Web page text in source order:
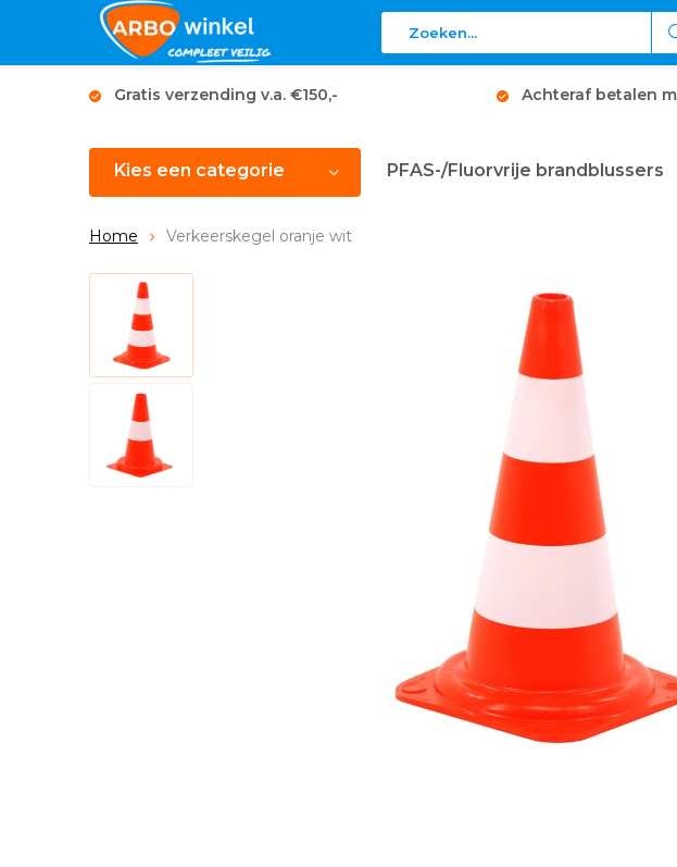
Gratis verzending v.a. €150,- Achteraf betalen
Kies een categorie PFAS-/Fluorvrije brandblussers
Home Verkeerskegel oranje wit